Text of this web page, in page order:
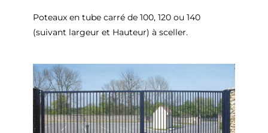
Poteaux en tube carré de 100, 120 ou 140
(suivant largeur et Hauteur) à sceller.